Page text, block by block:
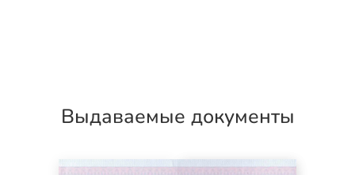
Выдаваемые документы